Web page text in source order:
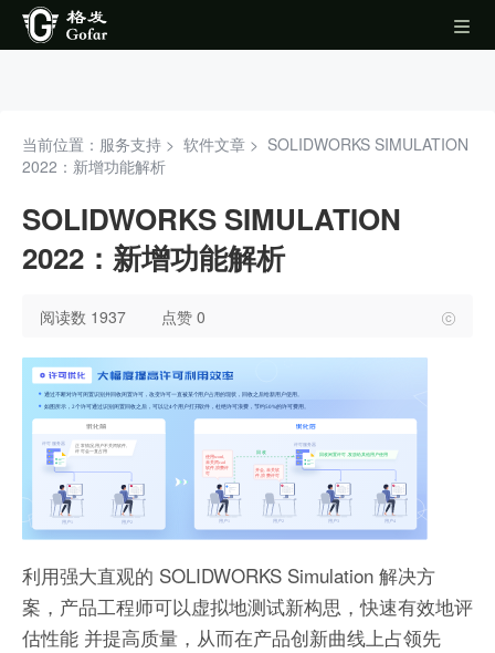
当前位置：服务支持 > 软件文章 > SOLIDWORKS SIMULATION
2022：新增功能解析
SOLIDWORKS SIMULATION
2022：新增功能解析
阅读数 1937 点赞 0
利用强大直观的 SOLIDWORKS Simulation 解决方
案，产品工程师可以虚拟地测试新构思，快速有效地评
估性能 并提高质量，从而在产品创新曲线上占领先